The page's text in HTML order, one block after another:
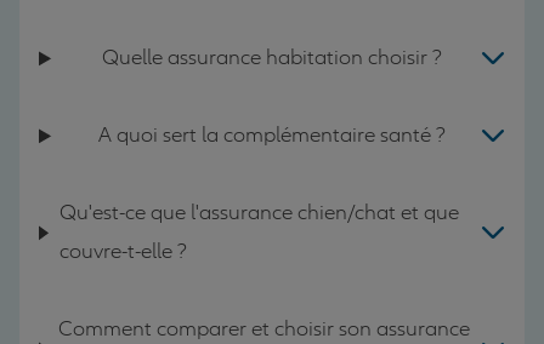
Quelle assurance habitation choisir ?
A quoi sert la complémentaire santé ?
Qu'est-ce que l'assurance chien/chat et que
couvre-t-elle ?
Comment comparer et choisir son assurance